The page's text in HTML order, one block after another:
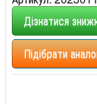
Дізнатися
Підібрати